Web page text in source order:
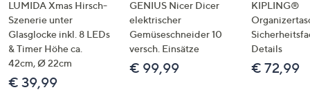
LUMIDA Xmas Hirsch-
Szenerie unter
Glasglocke inkl. 8 LEDs
& Timer Höhe ca.
42cm, Ø 22cm
€ 39,99
GENIUS Nicer Dicer
elektrischer
Gemüseschneider 10
versch. Einsätze
€ 99,99
KIPLING®
Details
€ 72,99